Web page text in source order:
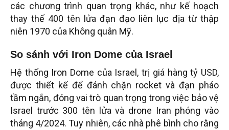
các chương trình quan trọng khác, như kế hoạch
thay thế 400 tên lửa đạn đạo liên lục địa từ thập
niên 1970 của Không quân Mỹ.
So sánh với Iron Dome của Israel
Hệ thống Iron Dome của Israel, trị giá hàng tỷ USD,
được thiết kế để đánh chặn rocket và đạn pháo
tầm ngắn, đóng vai trò quan trọng trong việc bảo vệ
Israel trước 300 tên lửa và drone Iran phóng vào
tháng 4/2024. Tuy nhiên, các nhà phê bình cho rằng